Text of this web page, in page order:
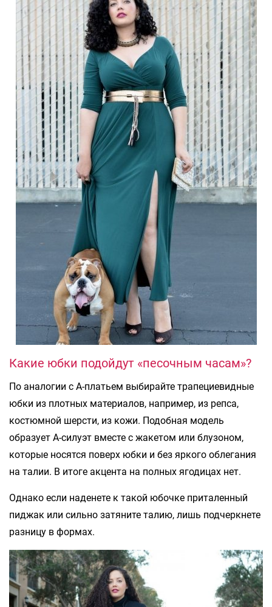
Какие юбки подойдут «песочным часам»?
По аналогии с А-платьем выбирайте трапециевидные
юбки из плотных материалов, например, из репса,
костюмной шерсти, из кожи. Подобная модель
образует А-силуэт вместе с жакетом или блузоном,
которые носятся поверх юбки и без яркого облегания
на талии. В итоге акцента на полных ягодицах нет.
Однако если наденете к такой юбочке приталенный
пиджак или сильно затяните талию, лишь подчеркнете
разницу в формах.